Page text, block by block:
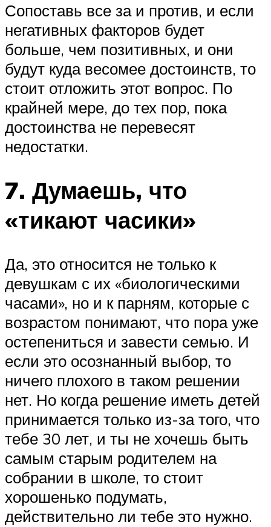
Сопоставь все за и против, и если
негативных факторов будет
больше, чем позитивных, и они
будут куда весомее достоинств, то
стоит отложить этот вопрос. По
крайней мере, до тех пор, пока
достоинства не перевесят
недостатки.
7. Думаешь, что
«тикают часики»
Да, это относится не только к
девушкам с их «биологическими
часами», но и к парням, которые с
возрастом понимают, что пора уже
остепениться и завести семью. И
если это осознанный выбор, то
ничего плохого в таком решении
нет. Но когда решение иметь детей
принимается только из-за того, что
тебе 30 лет, и ты не хочешь быть
самым старым родителем на
собрании в школе, то стоит
хорошенько подумать,
действительно ли тебе это нужно.